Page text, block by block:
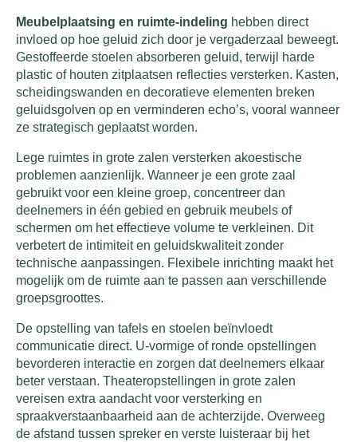
Meubelplaatsing en ruimte-indeling hebben direct
invloed op hoe geluid zich door je vergaderzaal beweegt.
Gestoffeerde stoelen absorberen geluid, terwijl harde
plastic of houten zitplaatsen reflecties versterken. Kasten,
scheidingswanden en decoratieve elementen breken
geluidsgolven op en verminderen echo’s, vooral wanneer
ze strategisch geplaatst worden.
Lege ruimtes in grote zalen versterken akoestische
problemen aanzienlijk. Wanneer je een grote zaal
gebruikt voor een kleine groep, concentreer dan
deelnemers in één gebied en gebruik meubels of
schermen om het effectieve volume te verkleinen. Dit
verbetert de intimiteit en geluidskwaliteit zonder
technische aanpassingen. Flexibele inrichting maakt het
mogelijk om de ruimte aan te passen aan verschillende
groepsgroottes.
De opstelling van tafels en stoelen beïnvloedt
communicatie direct. U-vormige of ronde opstellingen
bevorderen interactie en zorgen dat deelnemers elkaar
beter verstaan. Theateropstellingen in grote zalen
vereisen extra aandacht voor versterking en
spraakverstaanbaarheid aan de achterzijde. Overweeg
de afstand tussen spreker en verste luisteraar bij het